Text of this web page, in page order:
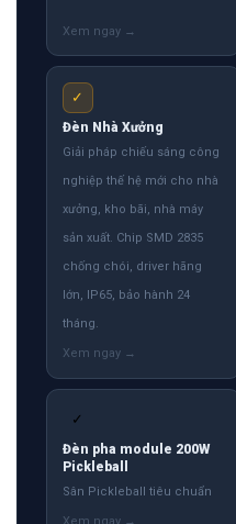
✓
Đèn Nhà Xưởng
Giải pháp chiếu sáng công
nghiệp thế hệ mới cho nhà
xưởng, kho bãi, nhà máy
sản xuất. Chip SMD 2835
chống chói, driver hãng
lớn, IP65, bảo hành 24
tháng.
✓
Đèn pha module 200W
Pickleball
Sân Pickleball tiêu chuẩn